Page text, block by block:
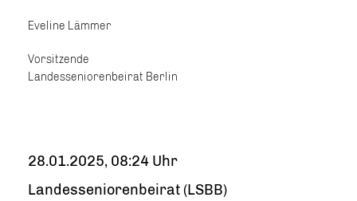
Eveline Lämmer
Vorsitzende
Landesseniorenbeirat Berlin
28.01.2025, 08:24 Uhr
Landesseniorenbeirat (LSBB)